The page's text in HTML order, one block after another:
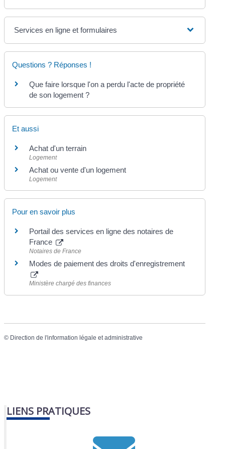
Services en ligne et formulaires
Questions ? Réponses !
Que faire lorsque l'on a perdu l'acte de propriété
de son logement ?
Et aussi
Achat d'un terrain
Logement
Achat ou vente d'un logement
Logement
Pour en savoir plus
Portail des services en ligne des notaires de
France
Notaires de France
Modes de paiement des droits d'enregistrement
Ministère chargé des finances
© Direction de l'information légale et administrative
LIENS PRATIQUES